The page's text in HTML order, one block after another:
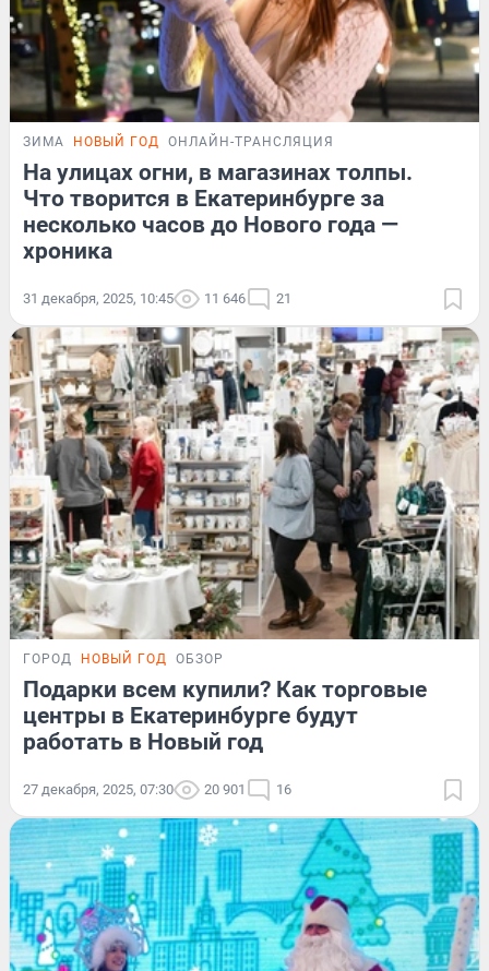
ЗИМА НОВЫЙ ГОД ОНЛАЙН-ТРАНСЛЯЦИЯ
На улицах огни, в магазинах толпы.
Что творится в Екатеринбурге за
несколько часов до Нового года —
хроника
31 декабря, 2025, 10:45 11 646 21
ГОРОД НОВЫЙ ГОД ОБЗОР
Подарки всем купили? Как торговые
центры в Екатеринбурге будут
работать в Новый год
27 декабря, 2025, 07:30 20 901 16